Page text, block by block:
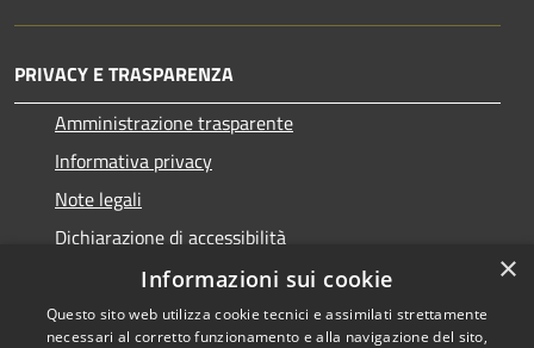
PRIVACY E TRASPARENZA
Amministrazione trasparente
Informativa privacy
Note legali
Dichiarazione di accessibilità
×
Informazioni sui cookie
Questo sito web utilizza cookie tecnici e assimilati strettamente
necessari al corretto funzionamento e alla navigazione del sito,